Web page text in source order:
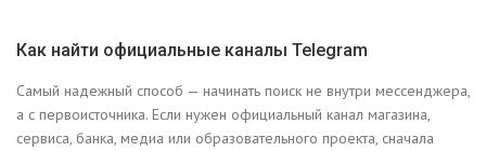
Как найти официальные каналы Telegram
Самый надежный способ — начинать поиск не внутри мессенджера,
а с первоисточника. Если нужен официальный канал магазина,
сервиса, банка, медиа или образовательного проекта, сначала